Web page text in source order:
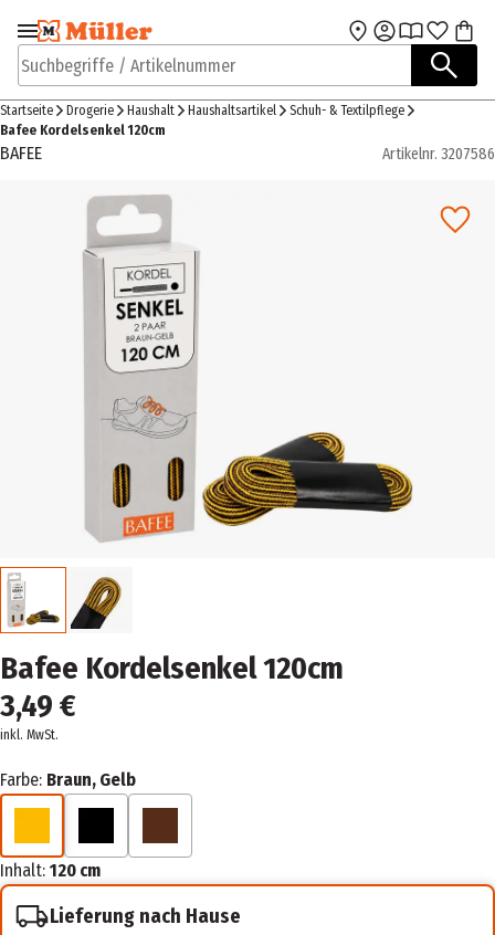
Zur Navigation
springen
Zum Hauptinhalt
Suchbegriffe / Artikelnummer
Startseite Drogerie Haushalt Haushaltsartikel
Schuh- & Textilpflege
Bafee Kordelsenkel 120cm
BAFEE Artikelnr. 3207586
Bafee Kordelsenkel 120cm
3,49 €
inkl. MwSt.
Farbe: Braun, Gelb
Inhalt: 120 cm
Lieferung nach Hause